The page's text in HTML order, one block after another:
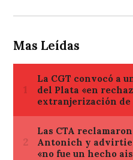
Mas Leídas